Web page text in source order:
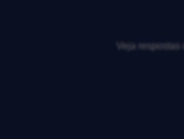
Veja